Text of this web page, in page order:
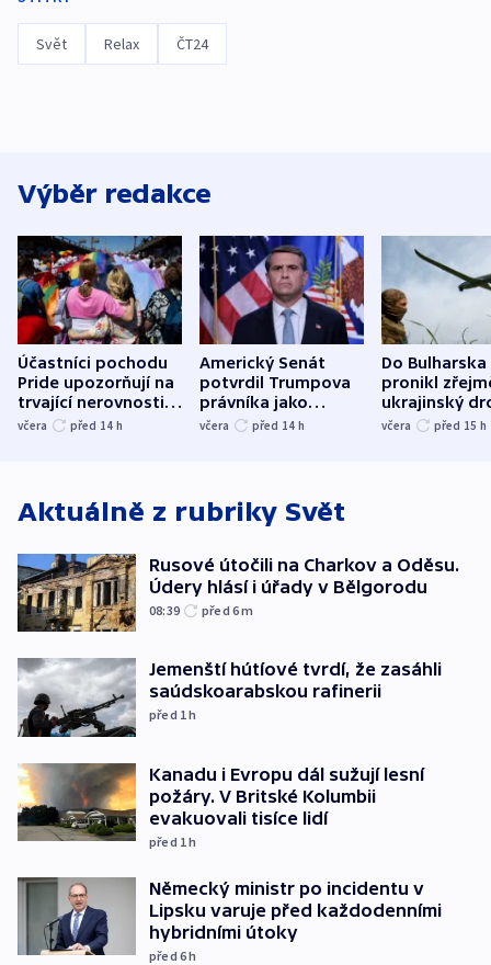
Svět Relax ČT24
Výběr redakce
Účastníci pochodu
Pride upozorňují na
trvající nerovnosti i
společenskou
včera před 14 h
Americký Senát
potvrdil Trumpova
právníka jako
ministra
včera před 14 h
Do Bulharska
pronikl
ukrajinský
explodoval
včera před 15 h
Aktuálně z rubriky Svět
Rusové útočili na Charkov a Oděsu.
Údery hlásí i úřady v Bělgorodu
08:39 před 6m
Jemenští hútíové tvrdí, že zasáhli
saúdskoarabskou rafinerii
před 1h
Kanadu i Evropu dál sužují lesní
požáry. V Britské Kolumbii
evakuovali tisíce lidí
před 1h
Německý ministr po incidentu v
Lipsku varuje před každodenními
hybridními útoky
před 6h